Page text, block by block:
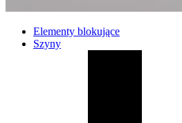
Elementy blokujące
Szyny